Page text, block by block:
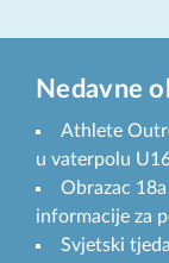
Nedavne
Athlete
u vaterpolu
Obrazac
informacije za
Svjetski